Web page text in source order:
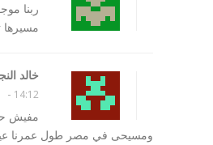
ربنا
مسيرها
خالد
14:12
-
مفيش
ومسيحى في مصر طول عمرنا